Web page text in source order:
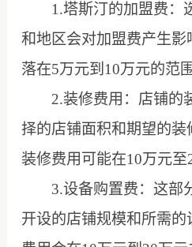
1.塔斯汀的加盟费：
和地区会对加盟费产生影
落在5万元到10万元的范围
2.装修费用：店铺的
择的店铺面积和期望的装
装修费用可能在10万元至
3.设备购置费：这部
开设的店铺规模和所需